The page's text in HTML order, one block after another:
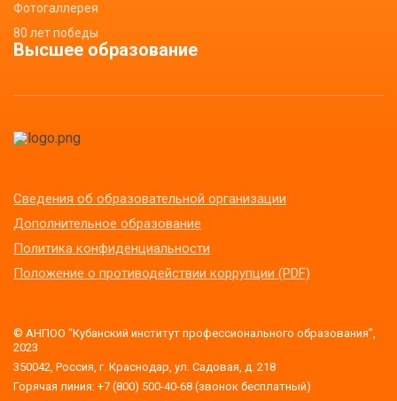
Фотогаллерея
80 лет победы
Высшее образование
Сведения об образовательной организации
Дополнительное образование
Политика конфиденциальности
Положение о противодействии коррупции (PDF)
© АНПОО “Кубанский институт профессионального образования”,
2023
350042, Россия, г. Краснодар, ул. Садовая, д. 218
Горячая линия: +7 (800) 500-40-68 (звонок бесплатный)